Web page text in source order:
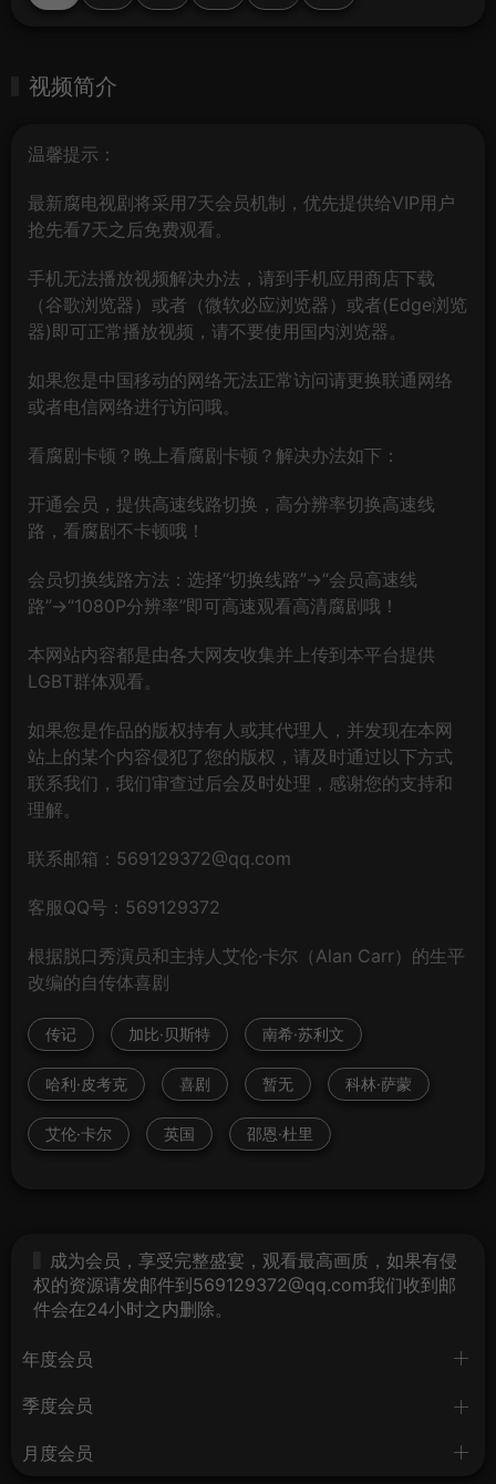
视频简介
温馨提示：
最新腐电视剧将采用7天会员机制，优先提供给VIP用户
抢先看7天之后免费观看。
手机无法播放视频解决办法，请到手机应用商店下载
（谷歌浏览器）或者（微软必应浏览器）或者(Edge浏览
器)即可正常播放视频，请不要使用国内浏览器。
如果您是中国移动的网络无法正常访问请更换联通网络
或者电信网络进行访问哦。
看腐剧卡顿？晚上看腐剧卡顿？解决办法如下：
开通会员，提供高速线路切换，高分辨率切换高速线
路，看腐剧不卡顿哦！
会员切换线路方法：选择“切换线路”→“会员高速线
路”→“1080P分辨率”即可高速观看高清腐剧哦！
本网站内容都是由各大网友收集并上传到本平台提供
LGBT群体观看。
如果您是作品的版权持有人或其代理人，并发现在本网
站上的某个内容侵犯了您的版权，请及时通过以下方式
联系我们，我们审查过后会及时处理，感谢您的支持和
理解。
联系邮箱：569129372@qq.com
客服QQ号：569129372
根据脱口秀演员和主持人艾伦·卡尔（Alan Carr）的生平
改编的自传体喜剧
传记 加比·贝斯特 南希·苏利文
哈利·皮考克 喜剧 暂无 科林·萨蒙
艾伦·卡尔 英国 邵恩·杜里
成为会员，享受完整盛宴，观看最高画质，如果有侵
权的资源请发邮件到569129372@qq.com我们收到邮
件会在24小时之内删除。
年度会员
季度会员
月度会员